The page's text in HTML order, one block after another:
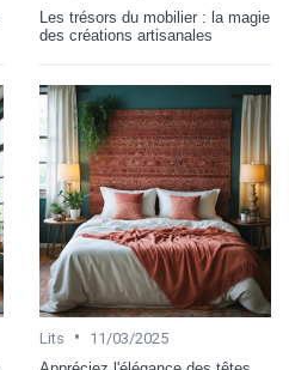
Les trésors du mobilier : la magie
des créations artisanales
Lits •
11/03/2025